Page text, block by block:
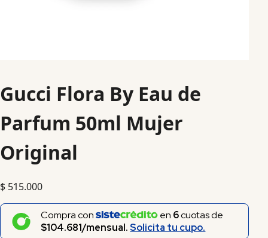
Gucci Flora By Eau de
Parfum 50ml Mujer
Original
$ 515.000
Compra con en 6cuotas de
$104.681/mensual.Solicita tu cupo.